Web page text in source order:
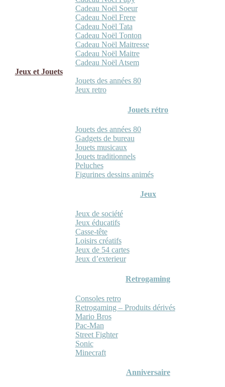
Cadeau Noël Soeur
Cadeau Noël Frere
Cadeau Noël Tata
Cadeau Noël Tonton
Cadeau Noël Maitresse
Cadeau Noël Maitre
Cadeau Noël Atsem
Jeux et Jouets
Jouets des années 80
Jeux retro
Jouets rétro
Jouets des années 80
Gadgets de bureau
Jouets musicaux
Jouets traditionnels
Peluches
Figurines dessins animés
Jeux
Jeux de société
Jeux éducatifs
Casse-tête
Loisirs créatifs
Jeux de 54 cartes
Jeux d’exterieur
Retrogaming
Consoles retro
Retrogaming – Produits dérivés
Mario Bros
Pac-Man
Street Fighter
Sonic
Minecraft
Anniversaire